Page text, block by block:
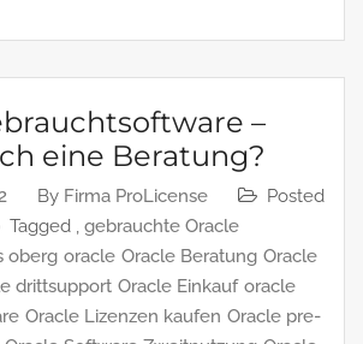
–
eine Beratung?
By Firma ProLicense
Posted
Tagged , gebrauchte Oracle
oberg oracle Oracle Beratung Oracle
drittsupport Oracle Einkauf oracle
Oracle Lizenzen kaufen Oracle pre-